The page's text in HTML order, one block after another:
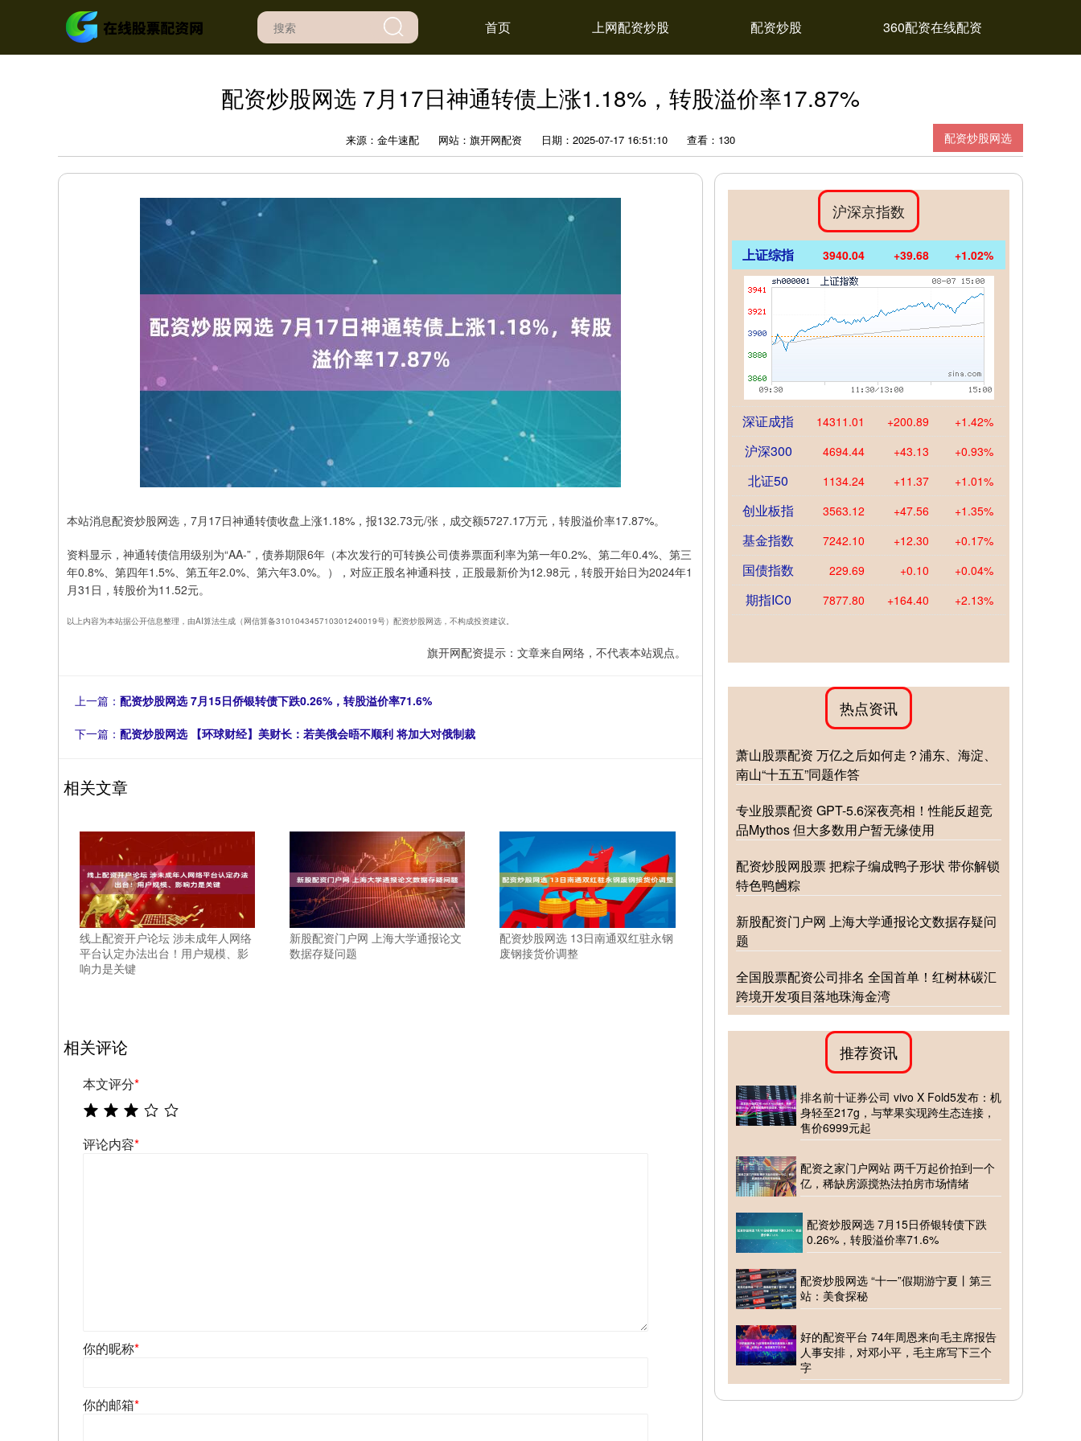
首页 上网配资炒股 配资炒股 360配资在线配资
配资炒股网选 7月17日神通转债上涨1.18%，转股溢价率17.87%
配资炒股网选
来源：金牛速配 网站：旗开网配资 日期：2025-07-17 16:51:10 查看：130
本站消息配资炒股网选，7月17日神通转债收盘上涨1.18%，报132.73元/张，成交额5727.17万元，转股溢价率17.87%。
资料显示，神通转债信用级别为“AA-”，债券期限6年（本次发行的可转换公司债券票面利率为第一年0.2%、第二年0.4%、第三
年0.8%、第四年1.5%、第五年2.0%、第六年3.0%。），对应正股名神通科技，正股最新价为12.98元，转股开始日为2024年1
月31日，转股价为11.52元。
以上内容为本站据公开信息整理，由AI算法生成（网信算备310104345710301240019号）配资炒股网选，不构成投资建议。
旗开网配资提示：文章来自网络，不代表本站观点。
上一篇： 配资炒股网选 7月15日侨银转债下跌0.26%，转股溢价率71.6%
下一篇： 配资炒股网选 【环球财经】美财长：若美俄会晤不顺利 将加大对俄制裁
相关文章
线上配资开户论坛 涉未成年人网络
平台认定办法出台！用户规模、影
响力是关键
新股配资门户网 上海大学通报论文
数据存疑问题
配资炒股网选 13日南通双红驻永钢
废钢接货价调整
相关评论
本文评分*
评论内容*
你的昵称*
你的邮箱*
沪深京指数
上证综指 3940.04 +39.68 +1.02%
深证成指 14311.01 +200.89 +1.42%
沪深300 4694.44 +43.13 +0.93%
北证50 1134.24 +11.37 +1.01%
创业板指 3563.12 +47.56 +1.35%
基金指数 7242.10 +12.30 +0.17%
国债指数 229.69 +0.10 +0.04%
期指IC0 7877.80 +164.40 +2.13%
热点资讯
萧山股票配资 万亿之后如何走？浦东、海淀、
南山“十五五”同题作答
专业股票配资 GPT-5.6深夜亮相！性能反超竞
品Mythos 但大多数用户暂无缘使用
配资炒股网股票 把粽子编成鸭子形状 带你解锁
特色鸭乸粽
新股配资门户网 上海大学通报论文数据存疑问
题
全国股票配资公司排名 全国首单！红树林碳汇
跨境开发项目落地珠海金湾
推荐资讯
排名前十证券公司 vivo X Fold5发布：机
身轻至217g，与苹果实现跨生态连接，
售价6999元起
配资之家门户网站 两千万起价拍到一个
亿，稀缺房源搅热法拍房市场情绪
配资炒股网选 7月15日侨银转债下跌
0.26%，转股溢价率71.6%
配资炒股网选 “十一”假期游宁夏丨第三
站：美食探秘
好的配资平台 74年周恩来向毛主席报告
人事安排，对邓小平，毛主席写下三个
字